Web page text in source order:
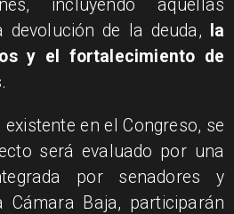
incluyendo aquellas
devolución de la deuda, la
y el fortalecimiento de
en el Congreso, se
será evaluado por una
por senadores y
Cámara Baja, participarán